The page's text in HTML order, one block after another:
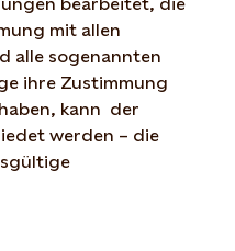
mit allen
alle sogenannten
ihre Zustimmung
kann der
werden – die